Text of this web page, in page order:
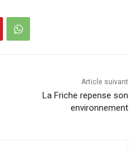
Article suivant
La Friche repense son
environnement